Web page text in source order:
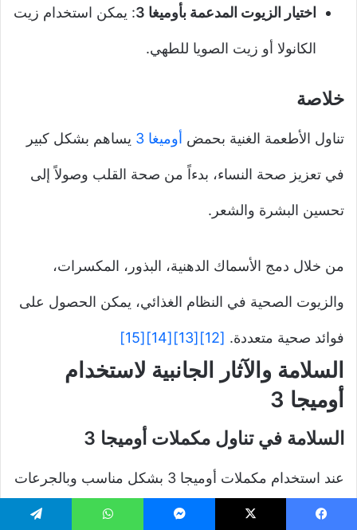
اختيار الزيوت المدعمة بأوميغا 3 : يمكن استخدام زيت
الكانولا أو زيت الصويا للطهي.
خلاصة
تناول الأطعمة الغنية بحمض أوميغا 3 يساهم بشكل كبير
في تعزيز صحة النساء، بدءاً من صحة القلب وصولاً إلى
تحسين البشرة والشعر.
من خلال دمج الأسماك الدهنية، البذور، المكسرات،
والزيوت الصحية في النظام الغذائي، يمكن الحصول على
فوائد صحية متعددة. [12]
[13]
[14]
[15]
السلامة والآثار الجانبية لاستخدام
أوميجا 3
السلامة في تناول مكملات أوميجا 3
عند استخدام مكملات أوميجا 3 بشكل مناسب وبالجرعات
الموصى بها، فإنها تعتبر آمنة لمعظم الأشخاص، لكن لا